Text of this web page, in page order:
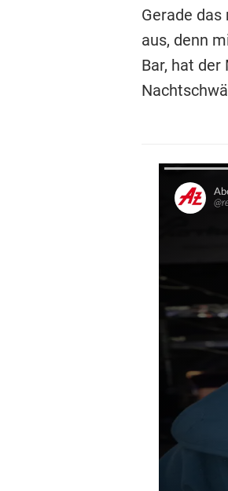
Gerade
aus, denn
Bar, hat